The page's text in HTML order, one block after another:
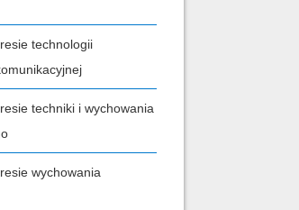
technologii
techniki i wychowania
wychowania